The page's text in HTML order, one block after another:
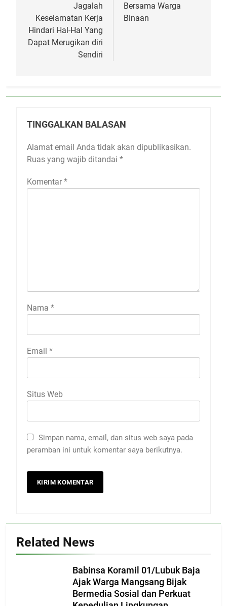
Jagalah
Keselamatan Kerja
Hindari Hal-Hal Yang
Dapat Merugikan diri
Sendiri
Bersama Warga
Binaan
TINGGALKAN BALASAN
Alamat email Anda tidak akan dipublikasikan.
Ruas yang wajib ditandai *
Komentar *
Nama *
Email *
Situs Web
Simpan nama, email, dan situs web saya pada
peramban ini untuk komentar saya berikutnya.
Related News
Babinsa Koramil 01/Lubuk Baja
Ajak Warga Mangsang Bijak
Bermedia Sosial dan Perkuat